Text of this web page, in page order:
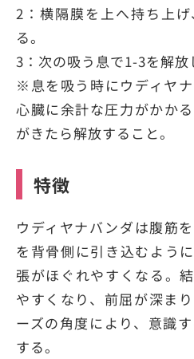
2：横隔膜を上へ持ち上
る。
3：次の吸う息で1-3を解放
※息を吸う時にウディヤ
心臓に余計な圧力がかか
がきたら解放すること。
特徴
ウディヤナバンダ は腹筋
を背骨側に引き込むよう
張がほぐれやすくなる。
やすくなり、前屈が深ま
ーズの角度により、意識
する。